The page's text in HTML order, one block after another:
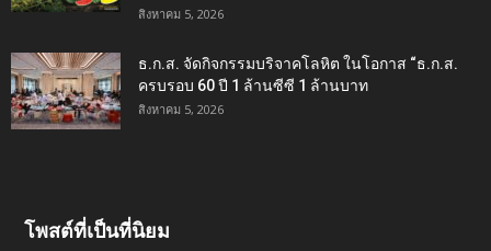
สิงหาคม 5, 2026
ธ.ก.ส. จัดกิจกรรมบริจาคโลหิต ในโอกาส “ธ.ก.ส.
ครบรอบ 60 ปี 1 ล้านซีซี 1 ล้านบาท
สิงหาคม 5, 2026
โพสต์ที่เป็นที่นิยม